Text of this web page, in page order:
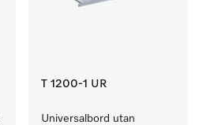
T 1200-1 UR
Universalbord utan